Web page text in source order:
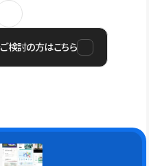
検討の方はこちら